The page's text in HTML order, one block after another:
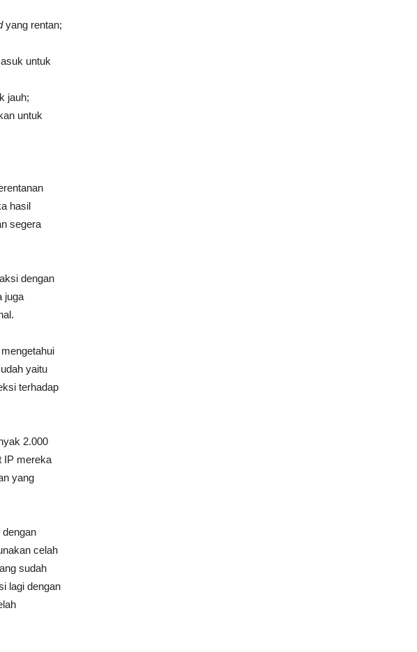
yang rentan;
untuk
jauh;
untuk
hasil
segera
dengan
juga
yaitu
terhadap
2.000
IP mereka
yang
celah
sudah
lagi dengan